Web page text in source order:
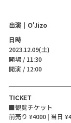
出演｜O'Jizo
日時
2023.12.09(土)
開場 / 11:30
開演 / 12:00
TICKET
■観覧チケット
前売り ¥4000 | 当日